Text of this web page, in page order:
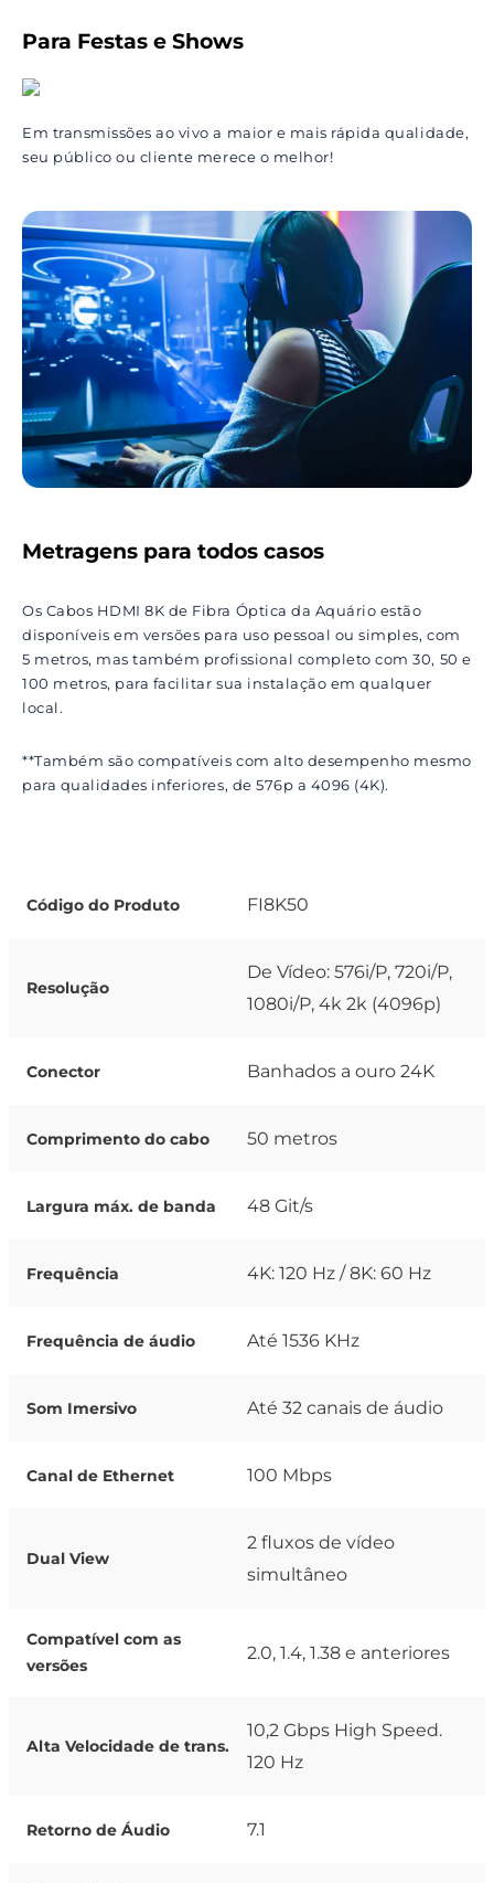
Para Festas e Shows
Em transmissões ao vivo a maior e mais rápida qualidade,
seu público ou cliente merece o melhor!
Metragens para todos casos
Os Cabos HDMI 8K de Fibra Óptica da Aquário estão
disponíveis em versões para uso pessoal ou simples, com
5 metros, mas também profissional completo com 30, 50 e
100 metros, para facilitar sua instalação em qualquer
local.
**Também são compatíveis com alto desempenho mesmo
para qualidades inferiores, de 576p a 4096 (4K).
Código do Produto FI8K50
Resolução
De Vídeo: 576i/P, 720i/P,
1080i/P, 4k 2k (4096p)
Conector Banhados a ouro 24K
Comprimento do cabo 50 metros
Largura máx. de banda 48 Git/s
Frequência 4K: 120 Hz / 8K: 60 Hz
Frequência de áudio Até 1536 KHz
Som Imersivo Até 32 canais de áudio
Canal de Ethernet 100 Mbps
Dual View
2 fluxos de vídeo
simultâneo
Compatível com as
versões
2.0, 1.4, 1.38 e anteriores
Alta Velocidade de trans.
10,2 Gbps High Speed.
120 Hz
Retorno de Áudio 7.1